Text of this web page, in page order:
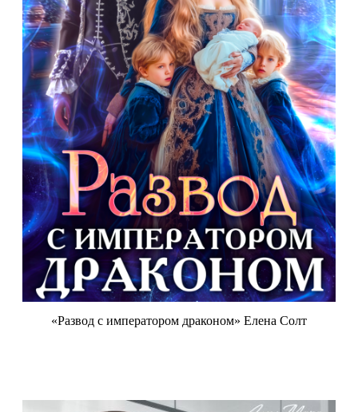
«Развод с императором драконом» Елена Солт